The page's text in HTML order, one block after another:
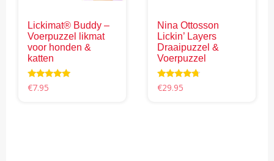
op
de
productpagina
op
de
productpagina
Lickimat® Buddy –
Voerpuzzel likmat
voor honden &
katten
Waardering
5.00
€7.95
Nina Ottosson
Lickin’ Layers
Draaipuzzel &
Voerpuzzel
Waardering
4.50
€29.95